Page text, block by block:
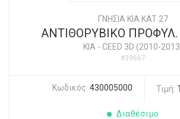
ΓΝΗΣΙΑ KIA KAT 27
ΑΝΤΙΘΟΡΥΒΙΚΟ ΠΡΟΦΥΛ.
KIA - CEED 3D (2010-
#39667
Κωδικός: 430005000 Τιμή:
Διαθέσιμο